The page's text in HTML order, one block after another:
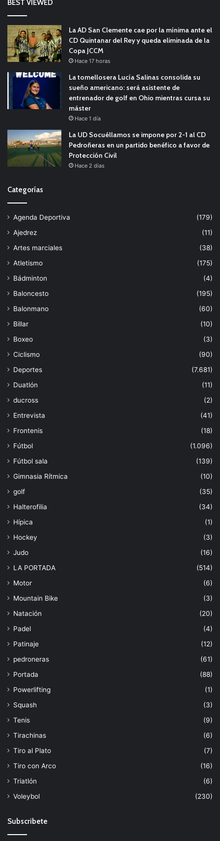
BEST VIEWED
La AD San Clemente cae por la mínima ante el
CD Quintanar del Rey y queda eliminada de la
Copa JCCM
Hace 17 horas
La tomellosera Lucía Salinas consolida su
sueño americano: será asistente de
entrenador de golf en Ohio mientras cursa su
máster
Hace 1 día
La UD Socuéllamos se impone por 2-1 al CD
Pedroñeras en un partido benéfico a favor de
Protección Civil
Hace 2 días
Categorías
Agenda Deportiva
(179)
Ajedrez
(11)
Artes marciales
(38)
Atletismo
(175)
Bádminton
(4)
Baloncesto
(195)
Balonmano
(60)
Billar
(10)
Boxeo
(3)
Ciclismo
(90)
Deportes
(7.681)
Duatlón
(11)
ducross
(2)
Entrevista
(41)
Frontenis
(18)
Fútbol
(1.096)
Fútbol sala
(139)
Gimnasia Rítmica
(10)
golf
(35)
Halterofilia
(34)
Hípica
(1)
Hockey
(3)
Judo
(16)
LA PORTADA
(514)
Motor
(6)
Mountain Bike
(3)
Natación
(20)
Padel
(4)
Patinaje
(12)
pedroneras
(61)
Portada
(88)
Powerlifting
(1)
Squash
(3)
Tenis
(9)
Tirachinas
(6)
Tiro al Plato
(7)
Tiro con Arco
(16)
Triatlón
(6)
Voleybol
(230)
Subscribete